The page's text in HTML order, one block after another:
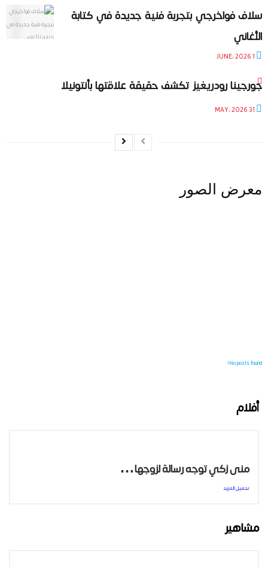
سلاف فواخرجي بتجربة فنية جديدة في كتابة
الأغاني
جورجينا رودريغيز تكشف حقيقة علاقتها بأنتونيلا
معرض الصور
No posts found!
أفلام
منى زكي توجه رسالة لزوجها…
تحميل المزيد
مشاهير